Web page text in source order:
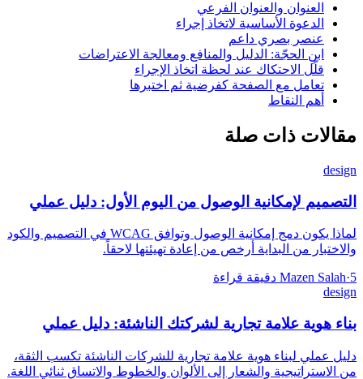
العنوان والعنوان الفرعي
الدعوة الأساسية لاتخاذ إجراء
عنصر بصري داعم
ابنِ الحجّة: الدليل والمنافع ومعالجة الاعتراضات
قلّل الاحتكاك عند لحظة اتخاذ الإجراء
تعامل مع الصفحة كفرضية ثم اختبرها
أهم النقاط
مقالات ذات صلة
design
التصميم لإمكانية الوصول من اليوم الأول: دليل عملي
لماذا يكون دمج إمكانية الوصول وتوافق WCAG في التصميم والكود
والاختبار من البداية أرخص من إعادة تهيئتها لاحقاً.
Mazen Salah·5 دقيقة قراءة
design
بناء هوية علامة تجارية لشركتك الناشئة: دليل عملي
دليل عملي لبناء هوية علامة تجارية للشركات الناشئة تكسب الثقة،
من الاستراتيجية والشعار إلى الألوان والخطوط والاتساق ثنائي اللغة.